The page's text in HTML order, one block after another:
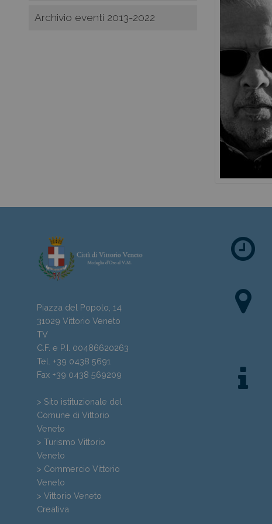
Archivio eventi 2013-2022
Piazza del Popolo, 14
31029 Vittorio Veneto
TV
C.F. e P.I. 00486620263
Tel. +39 0438 5691
Fax +39 0438 569209
> Sito istituzionale del
Comune di Vittorio
Veneto
> Turismo Vittorio
Veneto
> Commercio Vittorio
Veneto
> Vittorio Veneto
Creativa